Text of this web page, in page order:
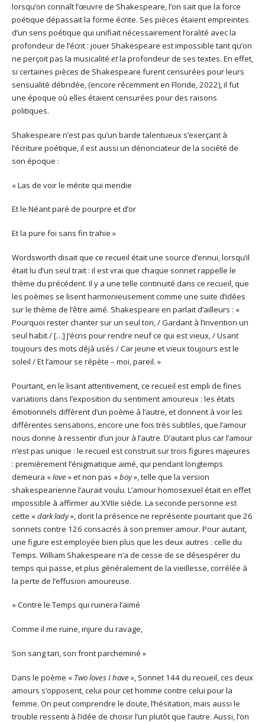
lorsqu’on connaît l’œuvre de Shakespeare, l’on sait que la force
poétique dépassait la forme écrite. Ses pièces étaient empreintes
d’un sens poétique qui unifiait nécessairement l’oralité avec la
profondeur de l’écrit : jouer Shakespeare est impossible tant qu’on
ne perçoit pas la musicalité etla profondeur de ses textes. En effet,
si certaines pièces de Shakespeare furent censurées pour leurs
sensualité débridée, (encore récemment en Floride, 2022), il fut
une époque où elles étaient censurées pour des raisons
politiques.
Shakespeare n’est pas qu’un barde talentueux s’exerçant à
l’écriture poétique, il est aussi un dénonciateur de la société de
son époque :
« Las de voir le mérite qui mendie
Et le Néant paré de pourpre et d’or
Et la pure foi sans fin trahie »
Wordsworth disait que ce recueil était une source d’ennui, lorsqu’il
était lu d’un seul trait : il est vrai que chaque sonnet rappelle le
thème du précédent. Il y a une telle continuité dans ce recueil, que
les poèmes se lisent harmonieusement comme une suite d’idées
sur le thème de l’être aimé. Shakespeare en parlait d’ailleurs : «
Pourquoi rester chanter sur un seul ton, / Gardant à l’invention un
seul habit / […] J’écris pour rendre neuf ce qui est vieux, / Usant
toujours des mots déjà usés / Car jeune et vieux toujours est le
soleil / Et l’amour se répète – moi, pareil. »
Pourtant, en le lisant attentivement, ce recueil est empli de fines
variations dans l’exposition du sentiment amoureux : les états
émotionnels diffèrent d’un poème à l’autre, et donnent à voir les
différentes sensations, encore une fois très subtiles, que l’amour
nous donne à ressentir d’un jour à l’autre. D’autant plus car l’amour
n’est pas unique : le recueil est construit sur trois figures majeures
: premièrement l’énigmatique aimé, qui pendant longtemps
demeura «love » et non pas «boy», telle que la version
shakespearienne l’aurait voulu. L’amour homosexuel était en effet
impossible à affirmer au XVIIe siècle. La seconde personne est
cette «dark lady», dont la présence ne représente pourtant que 26
sonnets contre 126 consacrés à son premier amour. Pour autant,
une figure est employée bien plus que les deux autres : celle du
Temps. William Shakespeare n’a de cesse de se désespérer du
temps qui passe, et plus généralement de la vieillesse, corrélée à
la perte de l’effusion amoureuse.
« Contre le Temps qui ruinera l’aimé
Comme il me ruine, injure du ravage,
Son sang tari, son front parcheminé »
Dans le poème « Two loves I have », Sonnet 144 du recueil, ces deux
amours s’opposent, celui pour cet homme contre celui pour la
femme. On peut comprendre le doute, l’hésitation, mais aussi le
trouble ressenti à l’idée de choisir l’un plutôt que l’autre. Aussi, l’on